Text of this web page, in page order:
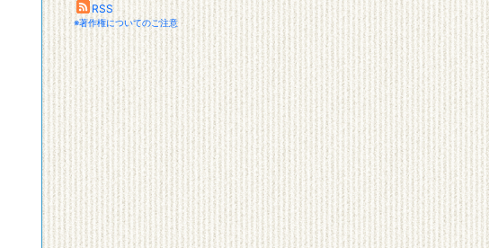
RSS
※著作権についてのご注意